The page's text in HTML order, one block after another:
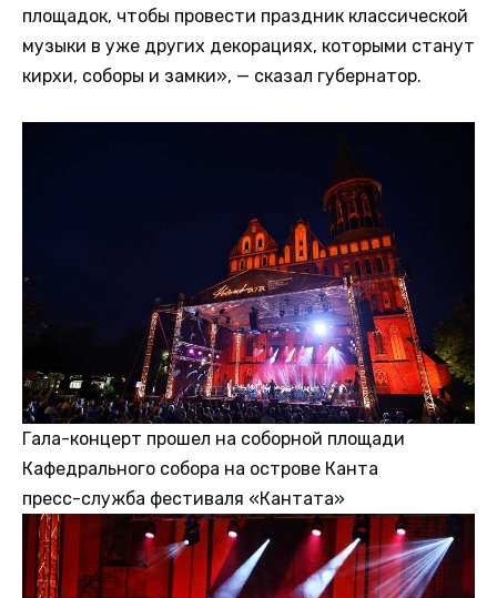
площадок, чтобы провести праздник классической
музыки в уже других декорациях, которыми станут
кирхи, соборы и замки», — сказал губернатор.
Гала-концерт прошел на соборной площади
Кафедрального собора на острове Канта
пресс-служба фестиваля «Кантата»